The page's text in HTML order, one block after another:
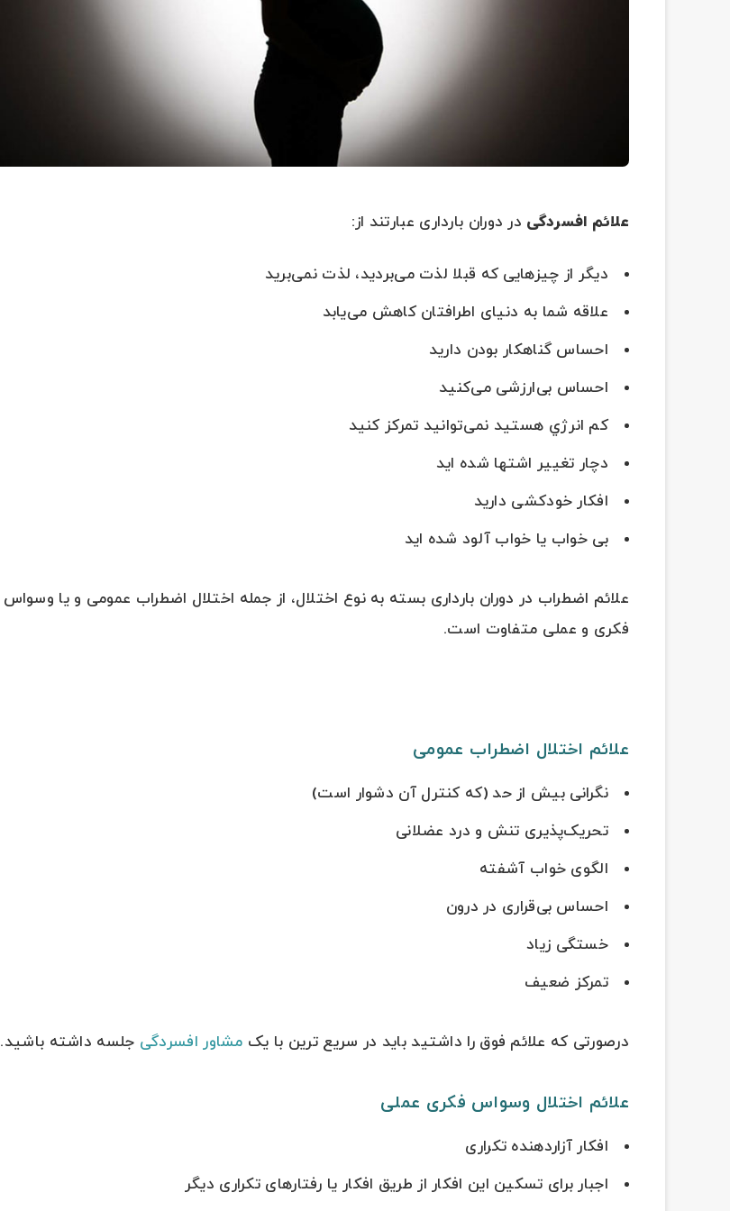
علائم افسردگی در دوران بارداری عبارتند از:
دیگر از چیزهایی که قبلا لذت می‌بردید، لذت نمی‌برید
علاقه شما به دنیای اطرافتان کاهش می‌یابد
احساس گناهکار بودن دارید
احساس بی‌ارزشی می‌کنید
کم انرژي هستید نمی‌توانید تمرکز کنید
دچار تغییر اشتها شده اید
افکار خودکشی دارید
بی خواب یا خواب آلود شده اید
علائم اضطراب در دوران بارداری بسته به نوع اختلال، از جمله اختلال اضطراب عمومی و یا وسواس
فکری و عملی متفاوت است.
علائم اختلال اضطراب عمومی
نگرانی بیش از حد (که کنترل آن دشوار است)
تحریک‌پذیری تنش و درد عضلانی
الگوی خواب آشفته
احساس بی‌قراری در درون
خستگی زیاد
تمرکز ضعیف
درصورتی که علائم فوق را داشتید باید در سریع ترین با یک مشاور افسردگی جلسه داشته باشید.
علائم اختلال وسواس فکری عملی
افکار آزاردهنده تکراری
اجبار برای تسکین این افکار از طریق افکار یا رفتارهای تکراری دیگر